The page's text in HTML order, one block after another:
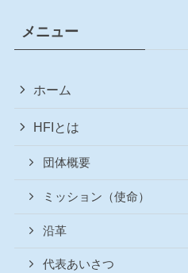
メニュー
ホーム
HFIとは
団体概要
ミッション（使命）
沿革
代表あいさつ